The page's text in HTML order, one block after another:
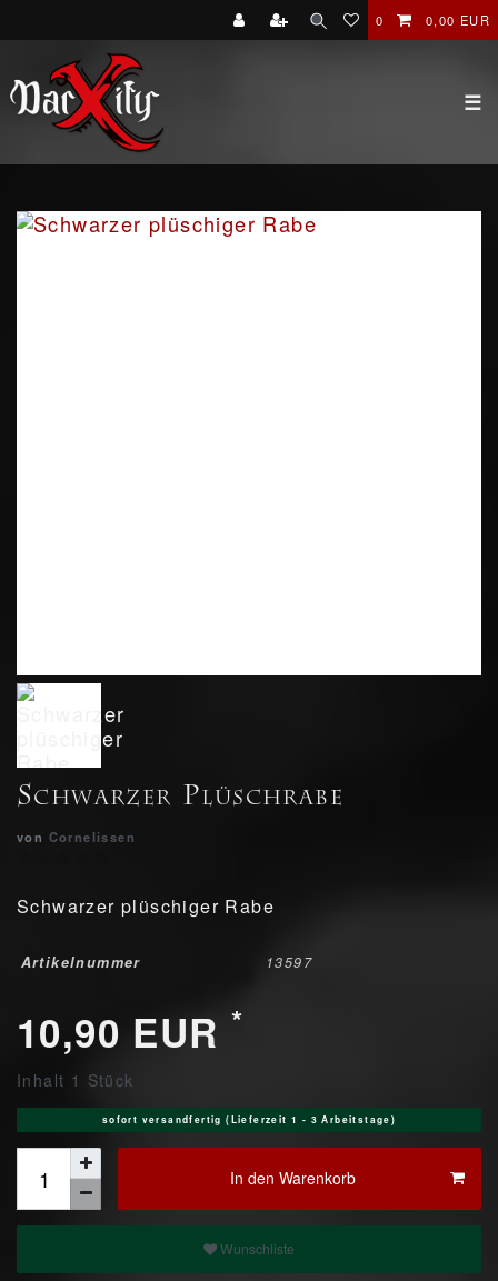
0 0,00 EUR
☰
Schwarzer Plüschrabe
von Cornelissen
Schwarzer plüschiger Rabe
Artikelnummer 13597
10,90 EUR *
Inhalt 1 Stück
sofort versandfertig (Lieferzeit 1 - 3 Arbeitstage)
In den Warenkorb
Wunschliste